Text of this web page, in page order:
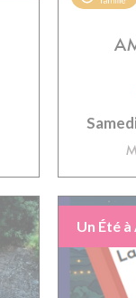
Un Été